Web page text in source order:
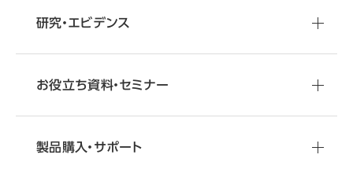
研究・エビデンス
お役立ち資料・セミナー
製品購入・サポート